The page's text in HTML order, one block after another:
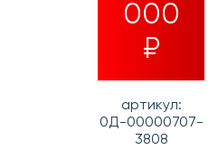
000
₽
артикул:
0Д-00000707-
3808